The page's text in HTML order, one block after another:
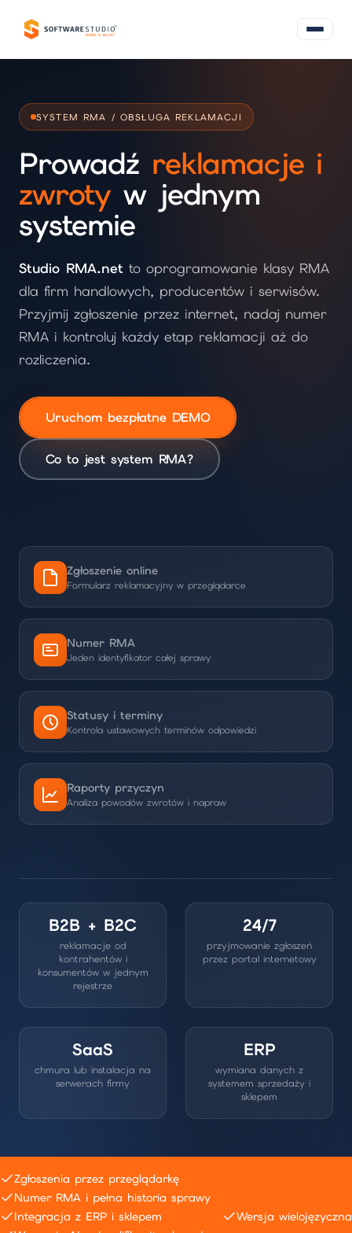
SYSTEM RMA / OBSŁUGA REKLAMACJI
Prowadź reklamacje i
zwroty w jednym
systemie
Studio RMA.net to oprogramowanie klasy RMA
dla firm handlowych, producentów i serwisów.
Przyjmij zgłoszenie przez internet, nadaj numer
RMA i kontroluj każdy etap reklamacji aż do
rozliczenia.
Uruchom bezpłatne DEMO
Co to jest system RMA?
Zgłoszenie online
Formularz reklamacyjny w przeglądarce
Numer RMA
Jeden identyfikator całej sprawy
Statusy i terminy
Kontrola ustawowych terminów odpowiedzi
Raporty przyczyn
Analiza powodów zwrotów i napraw
B2B + B2C
reklamacje od
kontrahentów i
konsumentów w jednym
rejestrze
24/7
przyjmowanie zgłoszeń
przez portal internetowy
SaaS
chmura lub instalacja na
serwerach firmy
ERP
wymiana danych z
systemem sprzedaży i
sklepem
Zgłoszenia przez przeglądarkę
Numer RMA i pełna historia sprawy
Integracja z ERP i sklepem
Wersja wielojęzyczna